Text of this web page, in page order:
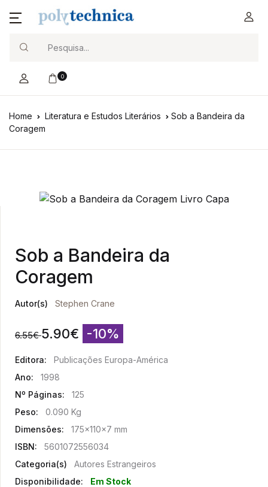
0
Home Literatura e Estudos Literários
Sob a Bandeira da
Coragem
Sob a Bandeira da
Coragem
Autor(s) Stephen Crane
6.55€ 5.90€ -10%
Editora:
Publicações Europa-América
Ano:
1998
Nº Páginas:
125
Peso:
0.090 Kg
Dimensões:
175x110x7 mm
ISBN:
5601072556034
Categoria(s)
Autores Estrangeiros
Disponibilidade:
Em Stock